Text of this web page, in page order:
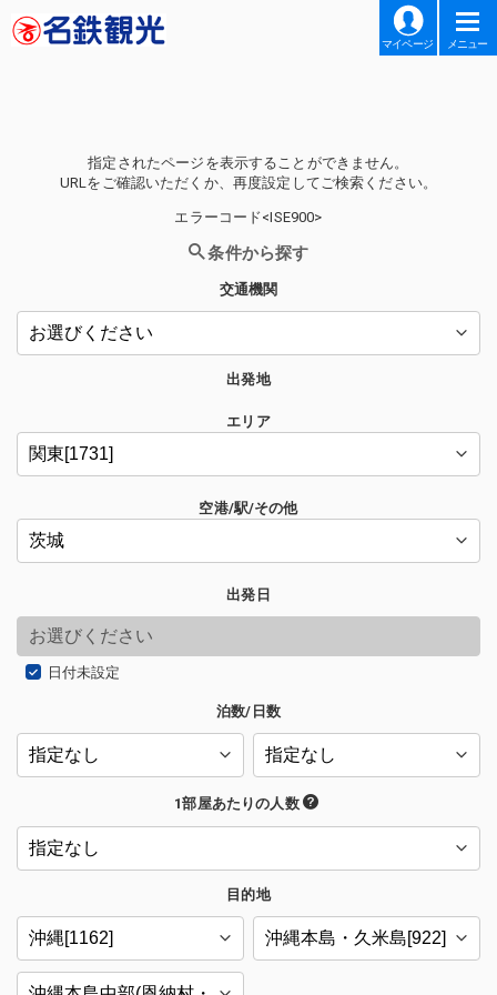
マイページ メニュー
指定されたページを表示することができません。
URLをご確認いただくか、再度設定してご検索ください。
エラーコード<ISE900>
条件から探す
交通機関
出発地
エリア
空港/駅/その他
出発日
日付未設定
泊数/日数
1部屋あたりの人数
目的地